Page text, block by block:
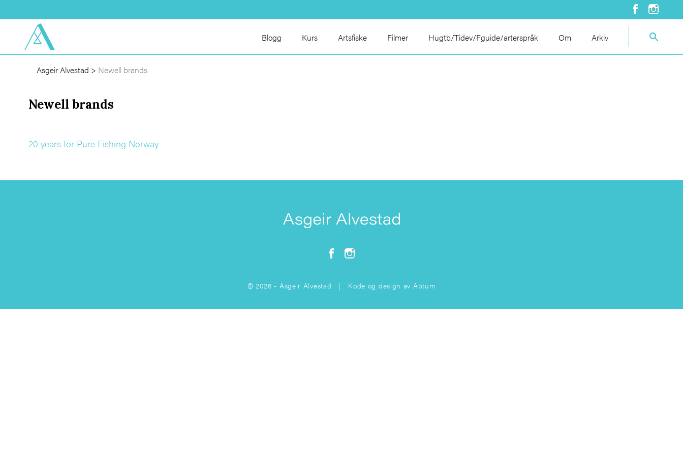
Blogg Kurs Artsfiske Filmer Hugtb/Tidev/Fguide/arterspråk Om Arkiv
Asgeir Alvestad > Newell brands
Newell brands
20 years for Pure Fishing Norway
© 2026 - Asgeir Alvestad | Kode og design av Aptum